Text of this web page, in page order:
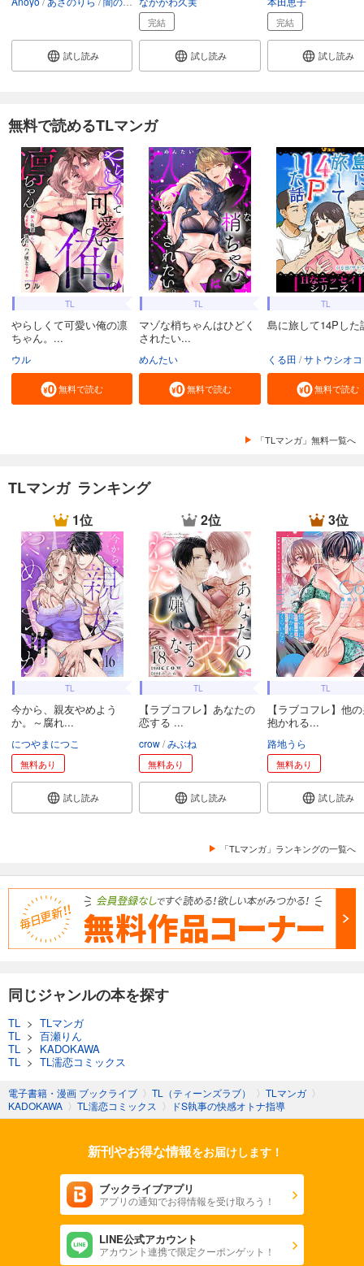
試し読み
完結
試し読み
完結
試し読み
無料で読めるTLマンガ
TL
やらしくて可愛い俺の凛
ちゃん。...
ウル
無料で読む
TL
マゾな梢ちゃんはひどく
されたい...
めんたい
無料で読む
TL
島に旅して14Pした
くる田 サトウシオコ
無料で読む
「TLマンガ」無料一覧へ
TLマンガ ランキング
1位
TL
今から、親友やめよう
か。～腐れ...
につやまにつこ
無料あり
試し読み
2位
TL
【ラブコフレ】あなたの
恋する ...
crow みぶね
無料あり
試し読み
3位
TL
【ラブコフレ】他
抱かれる...
路地うら
無料あり
試し読み
「TLマンガ」ランキングの一覧へ
同じジャンルの本を探す
TL > TLマンガ
TL
> 百瀬りん
TL
> KADOKAWA
TL
> TL濡恋コミックス
電子書籍・漫画 ブックライブ 〉 TL（ティーンズラブ） 〉 TLマンガ 〉
KADOKAWA 〉 TL濡恋コミックス 〉 ドS執事の快感オトナ指導
新刊やお得な情報をお届けします！
ブックライブアプリ
アプリの通知でお得情報を受け取ろう！
LINE公式アカウント
アカウント連携で限定クーポンゲット！